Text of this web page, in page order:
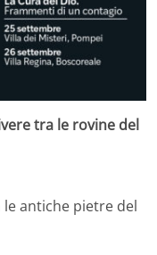
tra le rovine del
antiche pietre del